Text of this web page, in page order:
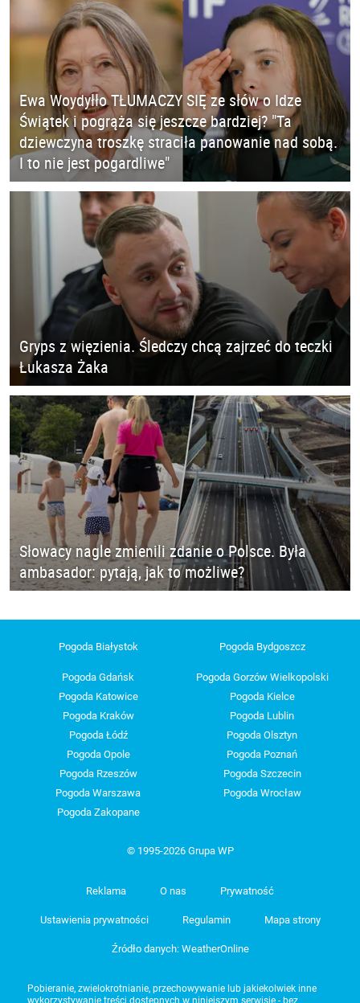
Ewa Woydyłło TŁUMACZY SIĘ ze słów o Idze
Świątek i pogrąża się jeszcze bardziej? "Ta
dziewczyna troszkę straciła panowanie nad sobą.
I to nie jest pogardliwe"
Gryps z więzienia. Śledczy chcą zajrzeć do teczki
Łukasza Żaka
Słowacy nagle zmienili zdanie o Polsce. Była
ambasador: pytają, jak to możliwe?
Pogoda Białystok Pogoda Bydgoszcz
Pogoda Gdańsk
Pogoda Gorzów Wielkopolski
Pogoda Katowice
Pogoda Kielce
Pogoda Kraków
Pogoda Lublin
Pogoda Łódź
Pogoda Olsztyn
Pogoda Opole
Pogoda Poznań
Pogoda Rzeszów
Pogoda Szczecin
Pogoda Warszawa
Pogoda Wrocław
Pogoda Zakopane
© 1995-2026 Grupa WP
Reklama O nas Prywatność
Ustawienia prywatności Regulamin Mapa strony
Źródło danych: WeatherOnline
Pobieranie, zwielokrotnianie, przechowywanie lub jakiekolwiek inne
wykorzystywanie treści dostępnych w niniejszym serwisie - bez